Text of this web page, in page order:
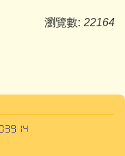
瀏覽數: 22164